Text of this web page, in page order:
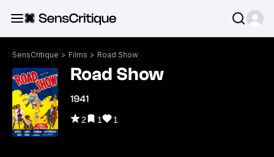
SensCritique > Films > Road Show
Road Show
1941
2 1 1